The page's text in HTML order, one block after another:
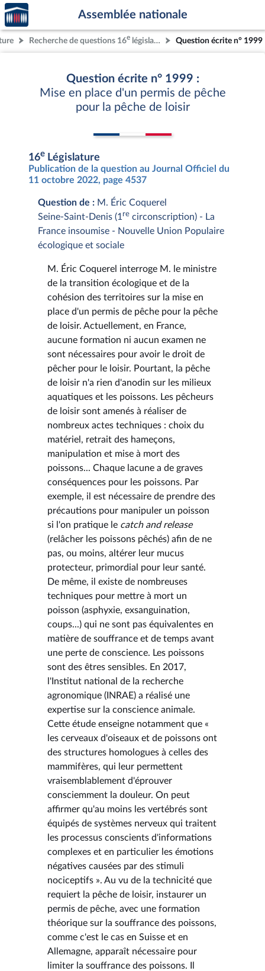
Aller au contenu
Aller en bas de la page
Accèder
à la
page
d'accueil
Assemblée nationale
Recherche de questions 16e législature Question écrite n° 1999
Question écrite n° 1999 :
Mise en place d'un permis de pêche
pour la pêche de loisir
16e Législature
Publication de la question au Journal Officiel du
11 octobre 2022, page 4537
Question de : M. Éric Coquerel
Seine-Saint-Denis (1 re circonscription) - La
France insoumise - Nouvelle Union Populaire
écologique et sociale
M. Éric Coquerel interroge M. le ministre
de la transition écologique et de la
cohésion des territoires sur la mise en
place d'un permis de pêche pour la pêche
de loisir. Actuellement, en France,
aucune formation ni aucun examen ne
sont nécessaires pour avoir le droit de
pêcher pour le loisir. Pourtant, la pêche
de loisir n'a rien d'anodin sur les milieux
aquatiques et les poissons. Les pêcheurs
de loisir sont amenés à réaliser de
nombreux actes techniques : choix du
matériel, retrait des hameçons,
manipulation et mise à mort des
poissons... Chaque lacune a de graves
conséquences pour les poissons. Par
exemple, il est nécessaire de prendre des
précautions pour manipuler un poisson
si l'on pratique le catch and release
(relâcher les poissons pêchés) afin de ne
pas, ou moins, altérer leur mucus
protecteur, primordial pour leur santé.
De même, il existe de nombreuses
techniques pour mettre à mort un
poisson (asphyxie, exsanguination,
coups...) qui ne sont pas équivalentes en
matière de souffrance et de temps avant
une perte de conscience. Les poissons
sont des êtres sensibles. En 2017,
l'Institut national de la recherche
agronomique (INRAE) a réalisé une
expertise sur la conscience animale.
Cette étude enseigne notamment que «
les cerveaux d'oiseaux et de poissons ont
des structures homologues à celles des
mammifères, qui leur permettent
vraisemblablement d'éprouver
consciemment la douleur. On peut
affirmer qu'au moins les vertébrés sont
équipés de systèmes nerveux qui traitent
les processus conscients d'informations
complexes et en particulier les émotions
négatives causées par des stimuli
nociceptifs ». Au vu de la technicité que
requiert la pêche de loisir, instaurer un
permis de pêche, avec une formation
théorique sur la souffrance des poissons,
comme c'est le cas en Suisse et en
Allemagne, apparaît nécessaire pour
limiter la souffrance des poissons. Il